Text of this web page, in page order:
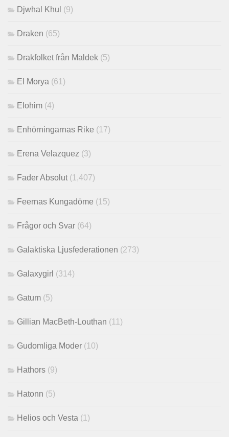
Djwhal Khul (9)
Draken (65)
Drakfolket från Maldek (5)
El Morya (61)
Elohim (4)
Enhörningarnas Rike (17)
Erena Velazquez (3)
Fader Absolut (1,407)
Feernas Kungadöme (15)
Frågor och Svar (64)
Galaktiska Ljusfederationen (273)
Galaxygirl (314)
Gatum (5)
Gillian MacBeth-Louthan (11)
Gudomliga Moder (10)
Hathors (9)
Hatonn (5)
Helios och Vesta (1)